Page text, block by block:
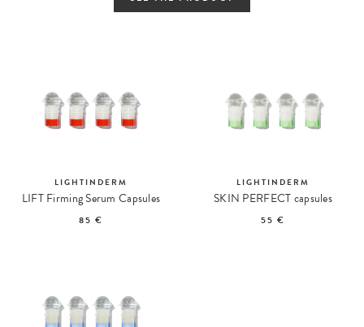
LIGHTINDERM
LIFT Firming Serum Capsules
85 €
LIGHTINDERM
SKIN PERFECT capsules
55 €